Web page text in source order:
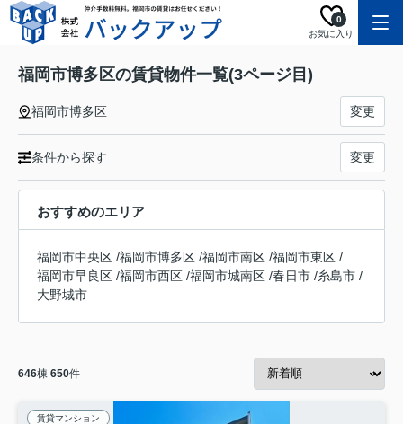
お気に入り
0
福岡市博多区の賃貸物件一覧(3ページ目)
福岡市博多区 変更
条件から探す 変更
おすすめのエリア
福岡市中央区 /福岡市博多区 /福岡市南区 /福岡市東区 /
福岡市早良区 /福岡市西区 /福岡市城南区 /春日市 /糸島市 /
大野城市
646棟 650件
賃貸マンション